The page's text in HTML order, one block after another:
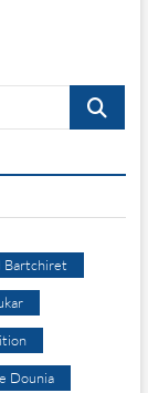
Recherche
Bartchiret
Dounia